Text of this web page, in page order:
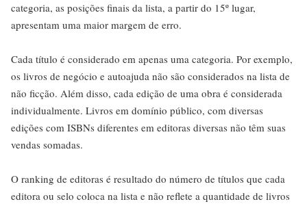
categoria, as posições finais da lista, a partir do 15º lugar,
apresentam uma maior margem de erro.
Cada título é considerado em apenas uma categoria. Por exemplo,
os livros de negócio e autoajuda não são considerados na lista de
não ficção. Além disso, cada edição de uma obra é considerada
individualmente. Livros em domínio público, com diversas
edições com ISBNs diferentes em editoras diversas não têm suas
vendas somadas.
O ranking de editoras é resultado do número de títulos que cada
editora ou selo coloca na lista e não reflete a quantidade de livros